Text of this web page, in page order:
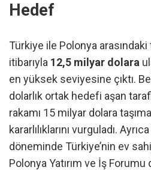
Hedef
Türkiye ile Polonya
itibarıyla 12,5 milyar dolara
en yüksek seviyesine çıktı.
dolarlık ortak hedefi aşan
rakamı 15 milyar dolara
kararlılıklarını vurguladı.
döneminde Türkiye’nin ev
Polonya Yatırım ve İş